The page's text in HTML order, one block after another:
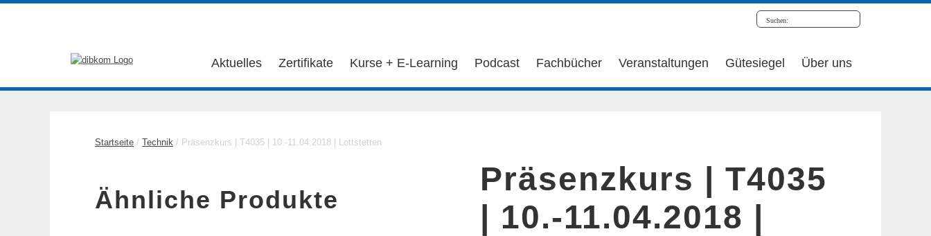
Aktuelles Zertifikate Kurse + E-Learning Podcast Fachbücher Veranstaltungen Gütesiegel Über uns
Startseite / Technik / Präsenzkurs | T4035 | 10.-11.04.2018 | Lottstetten
Präsenzkurs | T4035
| 10.-11.04.2018 |
Ähnliche Produkte